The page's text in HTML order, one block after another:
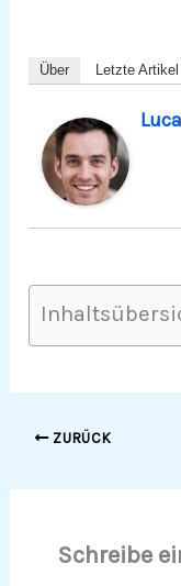
Über Letzte Artikel
ZURÜCK
Schreibe